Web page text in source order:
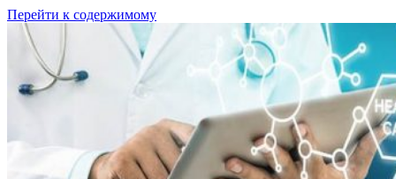
Перейти к содержимому